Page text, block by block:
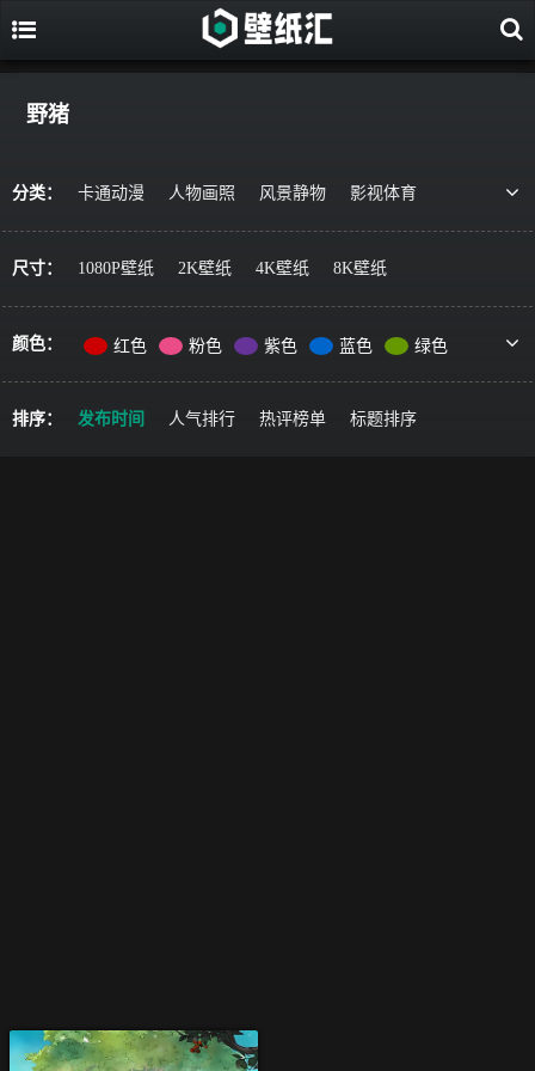
野猪
分类： 卡通动漫 人物画照 风景静物
影视体育
艺术绘画
宇宙星空 军事科技
简约主义
尺寸： 1080P壁纸 2K壁纸 4K壁纸 8K壁纸
颜色： 红色 粉色 紫色 蓝色
绿色
黄色
橙色 棕色 灰色
黑色
彩色
排序： 发布时间 人气排行 热评榜单 标题排序